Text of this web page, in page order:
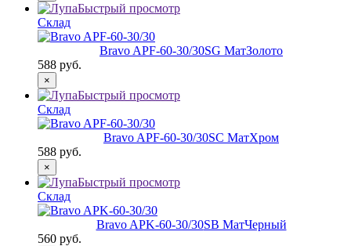
Быстрый просмотр
Склад
Bravo AРF-60-30/30SG МатЗолото
588 руб.
×
Быстрый просмотр
Склад
Bravo AРF-60-30/30SC МатХром
588 руб.
×
Быстрый просмотр
Склад
Bravo AРK-60-30/30SB МатЧерный
560 руб.